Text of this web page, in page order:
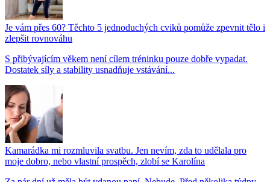
Je vám přes 60? Těchto 5 jednoduchých cviků pomůže zpevnit tělo i
zlepšit rovnováhu
S přibývajícím věkem není cílem tréninku pouze dobře vypadat.
Dostatek síly a stability usnadňuje vstávání...
Kamarádka mi rozmluvila svatbu. Jen nevím, zda to udělala pro
moje dobro, nebo vlastní prospěch, zlobí se Karolína